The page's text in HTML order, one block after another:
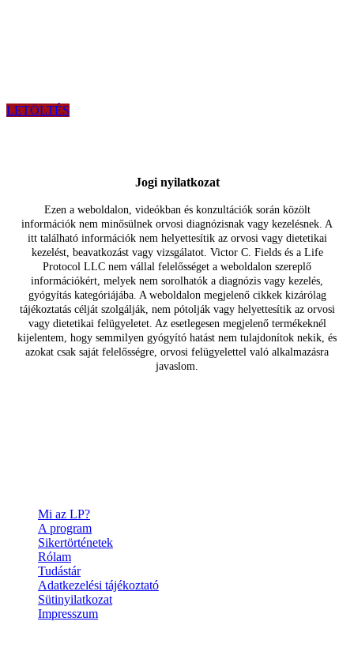
LETÖLTÉS
Jogi nyilatkozat
Ezen a weboldalon, videókban és konzultációk során közölt
információk nem minősülnek orvosi diagnózisnak vagy kezelésnek. A
itt található információk nem helyettesítik az orvosi vagy dietetikai
kezelést, beavatkozást vagy vizsgálatot. Victor C. Fields és a Life
Protocol LLC nem vállal felelősséget a weboldalon szereplő
információkért, melyek nem sorolhatók a diagnózis vagy kezelés,
gyógyítás kategóriájába. A weboldalon megjelenő cikkek kizárólag
tájékoztatás célját szolgálják, nem pótolják vagy helyettesítik az orvosi
vagy dietetikai felügyeletet. Az esetlegesen megjelenő termékeknél
kijelentem, hogy semmilyen gyógyító hatást nem tulajdonítok nekik, és
azokat csak saját felelősségre, orvosi felügyelettel való alkalmazásra
javaslom.
Mi az LP?
A program
Sikertörténetek
Rólam
Tudástár
Adatkezelési tájékoztató
Sütinyilatkozat
Impresszum